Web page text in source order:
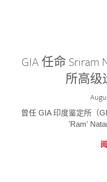
GIA 任命 Sriram
所高级
曾任 GIA 印度鉴定所（
'Ram'